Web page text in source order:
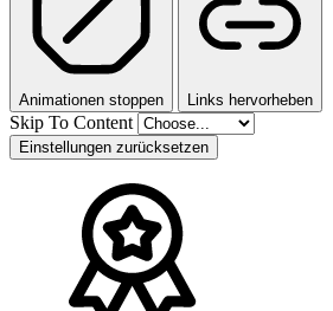
Animationen stoppen Links hervorheben
Skip To Content
Einstellungen zurücksetzen